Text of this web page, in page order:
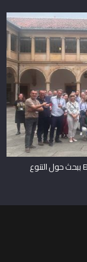
د. إباء فراح تشارك في المؤتمر السنوي الأول لـ EPICROPS ببحث حول التنوع